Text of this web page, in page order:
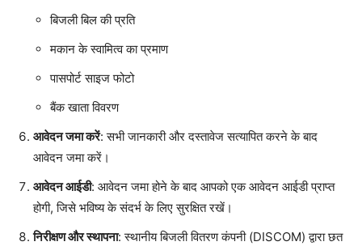
बिजली बिल की प्रति
मकान के स्वामित्व का प्रमाण
पासपोर्ट साइज फोटो
बैंक खाता विवरण
आवेदन जमा करें: सभी जानकारी और दस्तावेज सत्यापित करने के बाद
आवेदन जमा करें।
आवेदन आईडी: आवेदन जमा होने के बाद आपको एक आवेदन आईडी प्राप्त
होगी, जिसे भविष्य के संदर्भ के लिए सुरक्षित रखें।
निरीक्षण और स्थापना: स्थानीय बिजली वितरण कंपनी (DISCOM) द्वारा छत